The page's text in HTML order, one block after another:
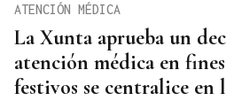
La Xunta aprueba un
atención médica en
festivos se centralice en
ATENCIÓN MÉDICA